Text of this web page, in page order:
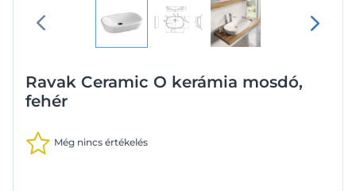
Ravak Ceramic O kerámia mosdó,
fehér
Még nincs értékelés